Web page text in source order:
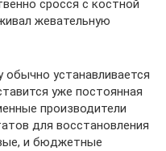
сросся с костной
жевательную
обычно устанавливается
уже постоянная
производители
для восстановления
и бюджетные